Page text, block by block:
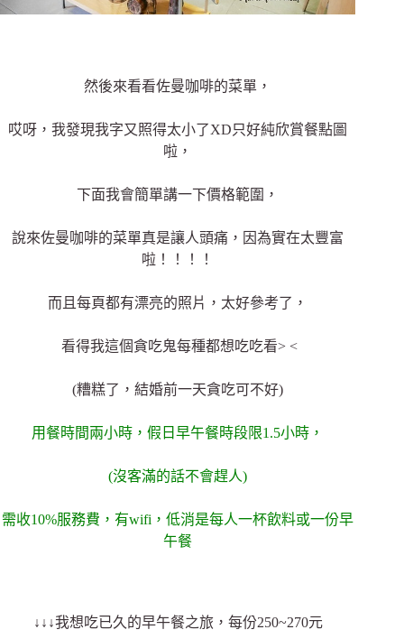
然後來看看佐曼咖啡的菜單，
哎呀，我發現我字又照得太小了XD只好純欣賞餐點圖
啦，
下面我會簡單講一下價格範圍，
說來佐曼咖啡的菜單真是讓人頭痛，因為實在太豐富
啦！！！！
而且每頁都有漂亮的照片，太好參考了，
看得我這個貪吃鬼每種都想吃吃看> <
(糟糕了，結婚前一天貪吃可不好)
用餐時間兩小時，假日早午餐時段限1.5小時，
(沒客滿的話不會趕人)
需收10%服務費， 有wifi，低消是每人一杯飲料或一份早
午餐
↓↓↓我想吃已久的早午餐之旅，每份250~270元